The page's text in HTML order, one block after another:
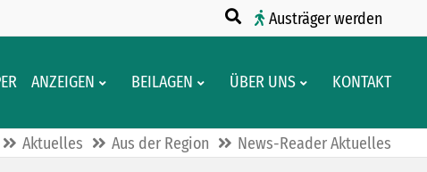
Austräger werden
ANZEIGEN BEILAGEN ÜBER UNS KONTAKT
Aktuelles Aus der Region News-Reader Aktuelles